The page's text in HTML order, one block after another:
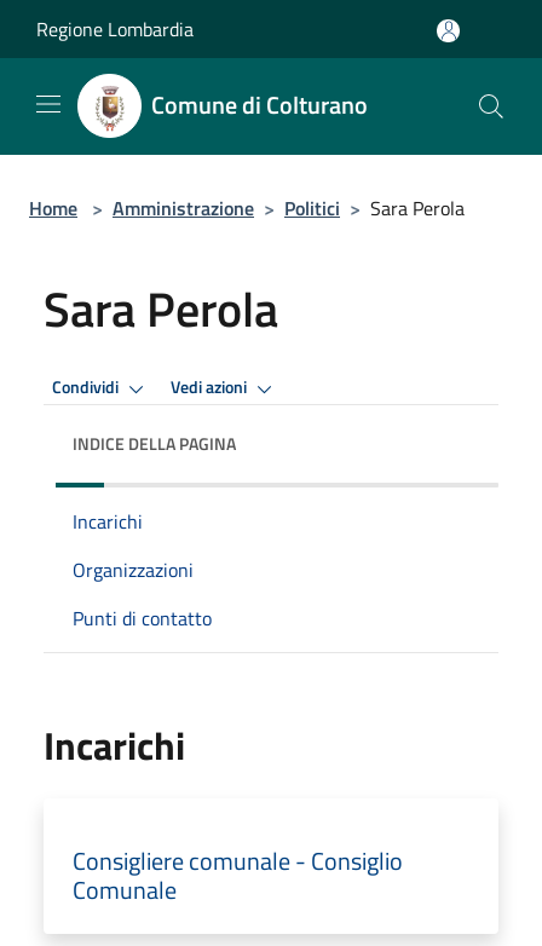
Regione Lombardia
Comune di Colturano
Home > Amministrazione > Politici > Sara Perola
Sara Perola
Condividi Vedi azioni
INDICE DELLA PAGINA
Incarichi
Organizzazioni
Punti di contatto
Incarichi
Consigliere comunale - Consiglio
Comunale